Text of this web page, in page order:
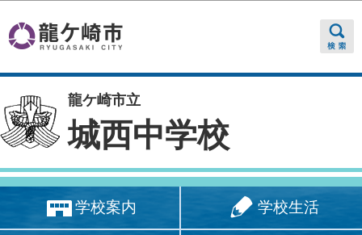
龍ケ崎市立
城西中学校
学校案内 学校生活